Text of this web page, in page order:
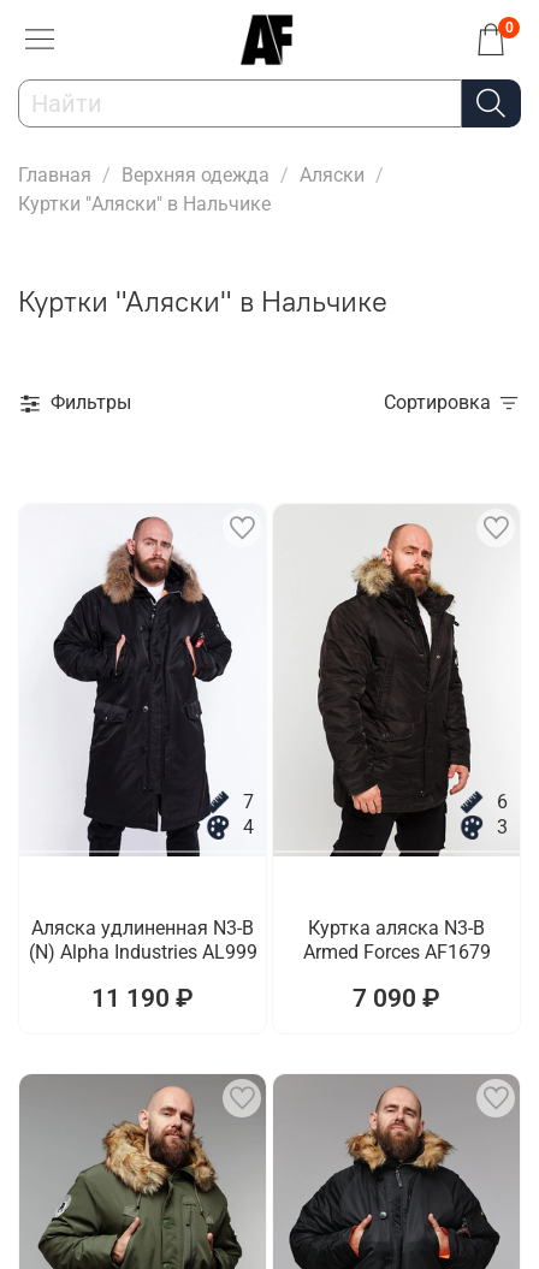
0
Главная Верхняя одежда
Аляски
Куртки "Аляски" в Нальчике
Куртки "Аляски" в Нальчике
Фильтры Сортировка
7
4
Аляска удлиненная N3-B
(N) Alpha Industries AL999
11 190 ₽
6
3
Куртка аляска N3-B
Armed Forces AF1679
7 090 ₽